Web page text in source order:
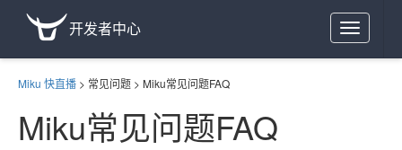
Toggle
navigation
开发者中心
Miku 快直播 > 常见问题 > Miku常见问题FAQ
Miku常见问题FAQ